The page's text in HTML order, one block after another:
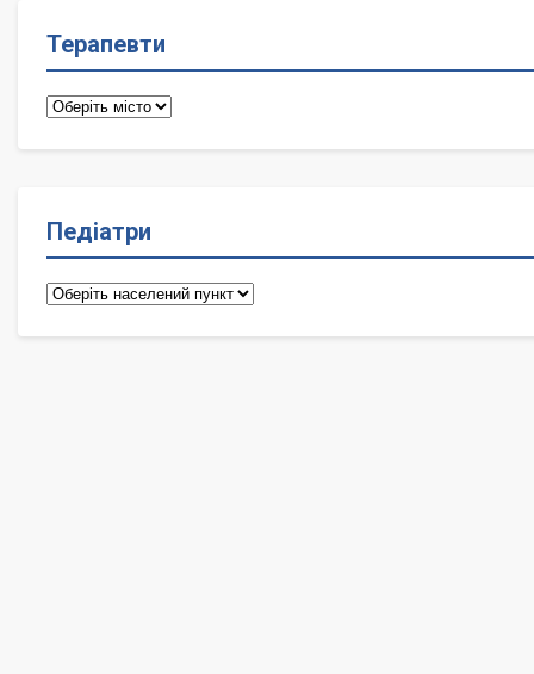
Терапевти
Терапевти
Педіатри
Педіатри